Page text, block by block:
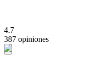
4.7
387 opiniones